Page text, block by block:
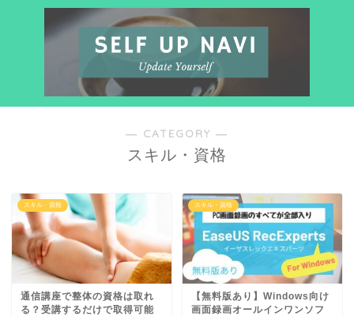
― CATEGORY ―
スキル・資格
スキル・資格
通信講座で整体の資格は取れ
る？受講するだけで取得可能
スキル・資格
【無料版あり】Windows向け
画面録画オールインワンソフ